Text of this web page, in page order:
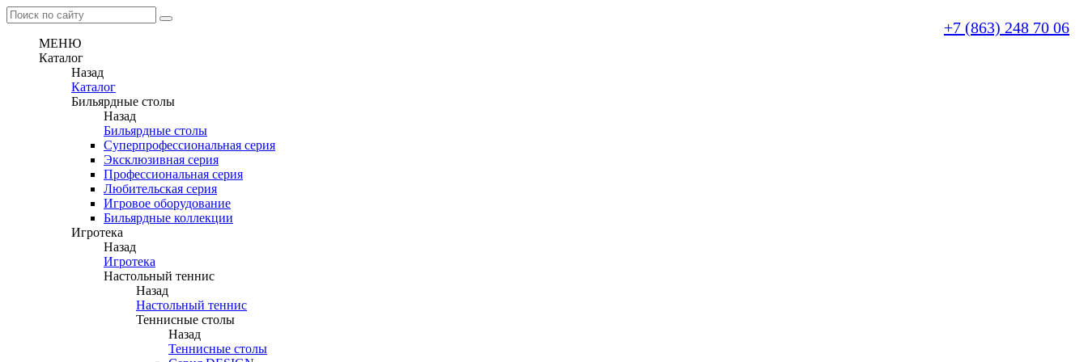
+7 (863) 248 70 06
МЕНЮ
Каталог
Назад
Каталог
Бильярдные столы
Назад
Бильярдные столы
Суперпрофессиональная серия
Эксклюзивная серия
Профессиональная серия
Любительская серия
Игровое оборудование
Бильярдные коллекции
Игротека
Назад
Игротека
Настольный теннис
Назад
Настольный теннис
Теннисные столы
Назад
Теннисные столы